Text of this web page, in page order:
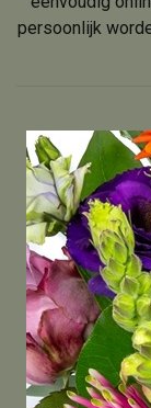
persoonlijk